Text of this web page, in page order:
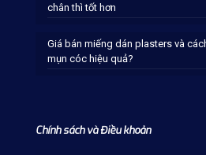
chân thì tốt hơn
Giá bán miếng dán plasters và
mụn cóc hiệu quả?
Chính sách và Điều khoản